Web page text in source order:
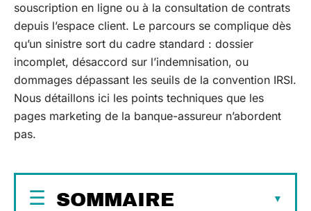
souscription en ligne ou à la consultation de contrats
depuis l’espace client. Le parcours se complique dès
qu’un sinistre sort du cadre standard : dossier
incomplet, désaccord sur l’indemnisation, ou
dommages dépassant les seuils de la convention IRSI.
Nous détaillons ici les points techniques que les
pages marketing de la banque-assureur n’abordent
pas.
SOMMAIRE